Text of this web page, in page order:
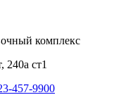
комплекс
240а ст1
457-9900